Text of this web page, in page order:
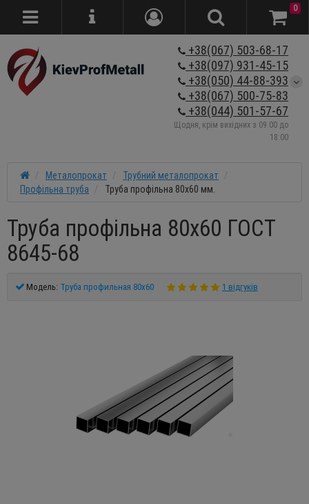
+38(067) 503-68-17
+38(097) 931-45-15
+38(050) 44-88-393
+38(067) 500-75-83
+38(044) 501-57-67
Щодня, крім вихідних з 09:00 до
18:00
0
Металопрокат
Трубний металопрокат
Профільна труба
Труба профільна 80х60 мм.
Труба профільна 80х60 ГОСТ
8645-68
Модель: Труба профильная 80х60 1 відгуків